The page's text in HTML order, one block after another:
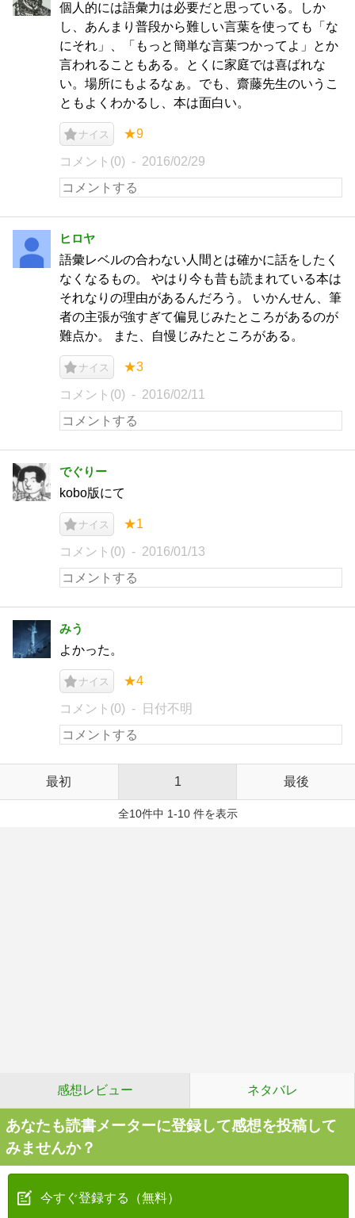
個人的には語彙力は必要だと思っている。しか
し、あんまり普段から難しい言葉を使っても「な
にそれ」、「もっと簡単な言葉つかってよ」とか
言われることもある。とくに家庭では喜ばれな
い。場所にもよるなぁ。でも、齋藤先生のいうこ
ともよくわかるし、本は面白い。
ナイス ★9
コメント(0) 2016/02/29
ヒロヤ
語彙レベルの合わない人間とは確かに話をしたく
なくなるもの。 やはり今も昔も読まれている本は
それなりの理由があるんだろう。 いかんせん、筆
者の主張が強すぎて偏見じみたところがあるのが
難点か。 また、自慢じみたところがある。
ナイス ★3
コメント(0) 2016/02/11
でぐりー
kobo版にて
ナイス ★1
コメント(0) 2016/01/13
みう
よかった。
ナイス ★4
コメント(0) 日付不明
最初 1 最後
全10件中 1-10 件を表示
感想レビュー ネタバレ
あなたも読書メーターに登録して感想を投稿して
みませんか？
今すぐ登録する（無料）